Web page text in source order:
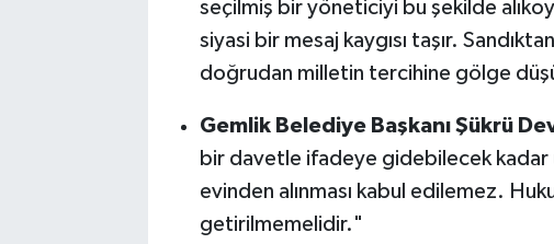
seçilmiş bir yöneticiyi bu şekilde
siyasi bir mesaj kaygısı taşır.
doğrudan milletin tercihine gölge
Gemlik Belediye Başkanı Şükrü
bir davetle ifadeye gidebilecek kadar
evinden alınması kabul edilemez.
getirilmemelidir."